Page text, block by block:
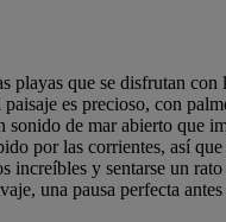
playas que se disfrutan
es precioso, con
sonido de mar abierto que
por las corrientes, así
increíbles y sentarse un
una pausa perfecta